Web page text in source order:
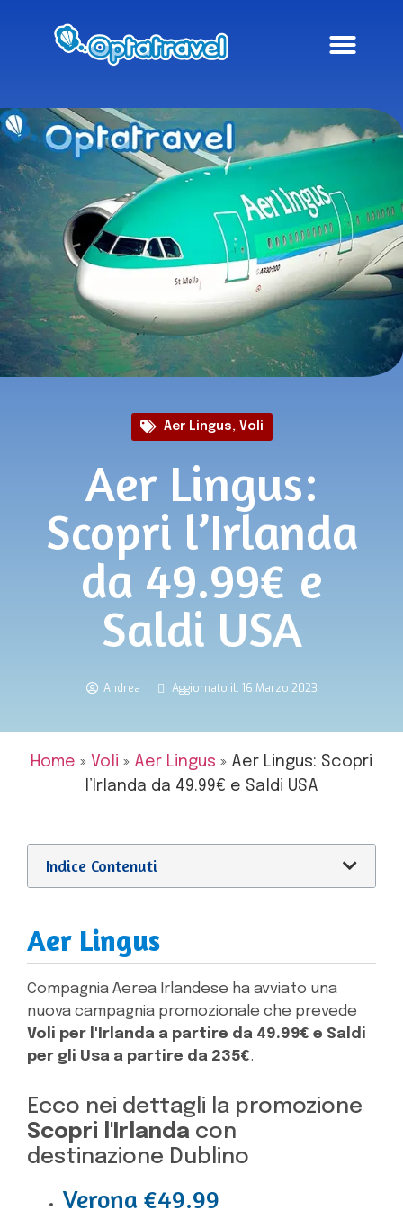
Aer Lingus, Voli
Aer Lingus:
Scopri l’Irlanda
da 49.99€ e
Saldi USA
Andrea Aggiornato il: 16 Marzo 2023
Home » Voli » Aer Lingus » Aer Lingus: Scopri
l’Irlanda da 49.99€ e Saldi USA
Indice Contenuti
Aer Lingus
Compagnia Aerea Irlandese ha avviato una
nuova campagnia promozionale che prevede
Voli per l'Irlanda a partire da 49.99€ e Saldi
per gli Usa a partire da 235€.
Ecco nei dettagli la promozione
Scopri l'Irlanda con
destinazione Dublino
Verona €49.99